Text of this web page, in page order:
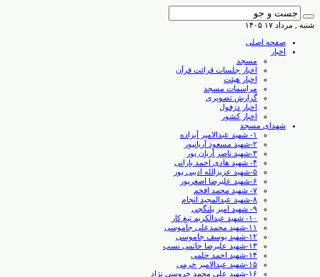
شنبه , مرداد ۱۷ ۱۴۰۵
صفحه اصلی
اخبار
مسجد
اخبار جلسات قرائت قرآن
اخبار هیئت
مراسمات مسجد
گزارش تصویری
اخبار دزفول
اخبار کشور
شهدای مسجد
۱- شهید عبدالامیر آبزاده
۲-شهید مسعود آریانپور
۳-شهید ناصر آریان پور
۴- شهید هادی احمد بارانی
۵-شهید عزیزالله ادیبی پور
۶-شهید علیرضا اصغرپور
۷- شهید محمد افخم
۸-شهید عبدالمجید انجام
۹- شهید امیر پلنگچی
۱۰- شهید عبدالکریم تیغ کار
۱۱-شهید محمدعلی جاموسی
۱۲-شهید یوسف جاموسی
۱۳-شهید علیرضا حاتمی نسب
۱۴-شهید احمد حلمی
۱۵-شهید عبدالامیر خرمی
۱۶-شهید علی محمد خروسی نژاد